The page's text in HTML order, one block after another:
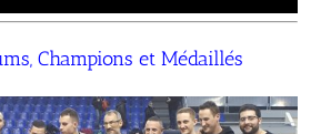
Champions et Médaillés